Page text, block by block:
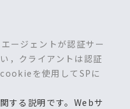
ージェントが認証サー
，クライアントは認証
を使用してSPに
する説明です。Webサ